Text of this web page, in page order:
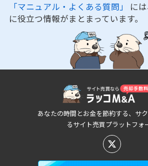
「マニュアル・よくある質問」 に
に役立つ情報がまとまっています。
あなたの時間とお金を節約する、サ
るサイト売買プラットフォ